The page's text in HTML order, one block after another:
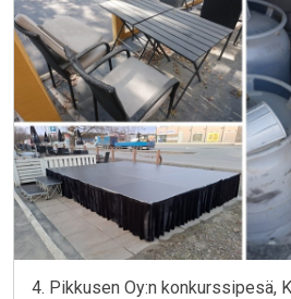
4. Pikkusen Oy:n konkurssipesä,